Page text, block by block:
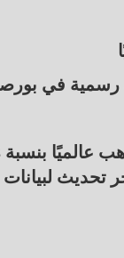
رسمية في